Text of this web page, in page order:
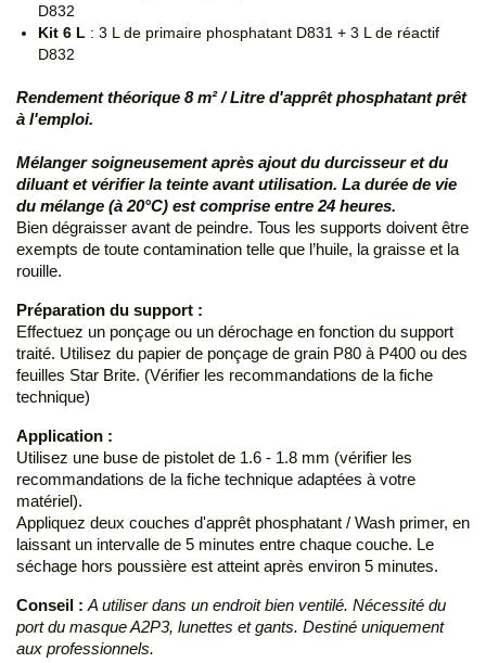
D832
Kit 6 L : 3 L de primaire phosphatant D831 + 3 L de réactif
D832
Rendement théorique 8 m² / Litre d'apprêt phosphatant prêt
à l'emploi.
Mélanger soigneusementaprès ajout du durcisseur et du
diluantet vérifier la teinte avant utilisation. La durée de vie
du mélange (à 20°C) est comprise entre 24 heures.
Bien dégraisser avant de peindre. Tous les supports doivent être
exempts de toute contamination telle que l’huile, la graisse et la
rouille.
Préparation du support :
Effectuez un ponçage ou un dérochage en fonction du support
traité. Utilisez du papier de ponçage de grain P80 à P400 ou des
feuilles Star Brite. (Vérifier les recommandations de la fiche
technique)
Application :
Utilisez une buse de pistolet de 1.6 - 1.8 mm (vérifier les
recommandations de la fiche technique adaptées à votre
matériel).
Appliquez deux couches d'apprêt phosphatant / Wash primer, en
laissant un intervalle de 5 minutes entre chaque couche. Le
séchage hors poussière est atteint après environ 5 minutes.
Conseil :A utiliser dans un endroit bien ventilé. Nécessité du
port du masque A2P3, lunettes et gants. Destiné uniquement
aux professionnels.